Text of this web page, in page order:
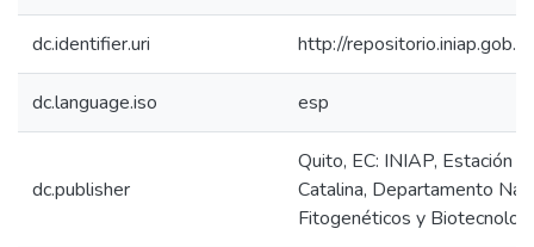
dc.identifier.uri http://
dc.language.iso esp
dc.publisher
Quito, EC: INIAP, Estación
Catalina, Departamento
Fitogenéticos y